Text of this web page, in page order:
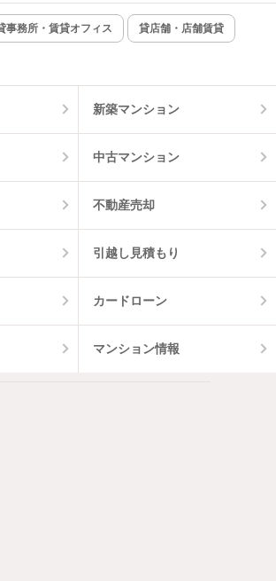
事務所・賃貸オフィス 貸店舗・店舗賃貸
新築マンション
中古マンション
不動産売却
引越し見積もり
カードローン
マンション情報